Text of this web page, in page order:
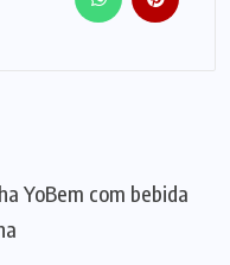
YoBem com bebida